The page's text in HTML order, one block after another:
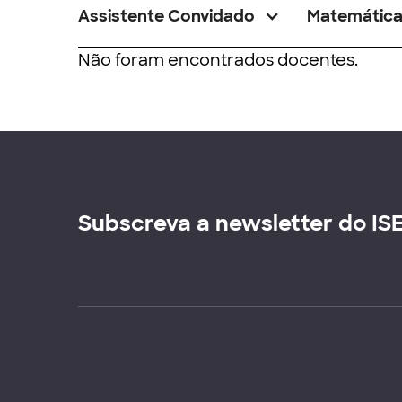
Assistente Convidado Matemática
Não foram encontrados docentes.
Subscreva a newsletter do